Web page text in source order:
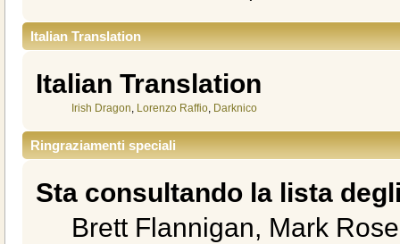
Italian Translation
Italian Translation
Irish Dragon Lorenzo Raffio, Darknico
Ringraziamenti speciali
Sta consultando la lista
Brett Flannigan, Mark